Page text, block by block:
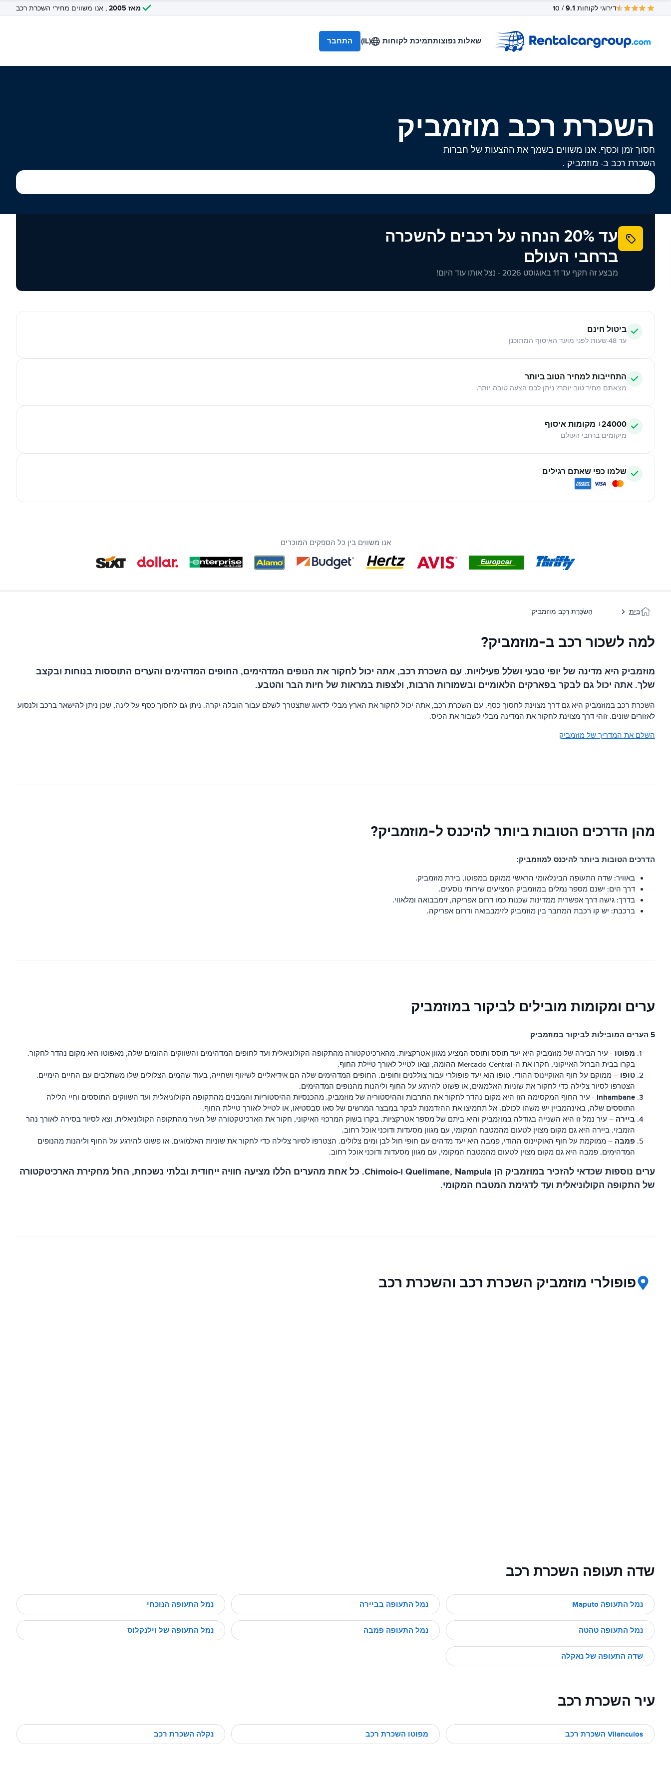
דירוגי לקוחות 9.1
/ 10 מאז 2005 , אנו משווים מחירי השכרת רכב
שאלות נפוצותתמיכת לקוחות (IL) התחבר
השכרת רכב מוזמביק
חסוך זמן וכסף. אנו משווים בשמך את ההצעות של חברות
השכרת רכב ב- מוזמביק .
עד 20% הנחה על רכבים להשכרה
ברחבי העולם
מבצע זה תקף עד 11 באוגוסט 2026 - נצל אותו עוד היום!
ביטול חינם
עד 48 שעות לפני מועד האיסוף המתוכנן
התחייבות למחיר הטוב ביותר
מצאתם מחיר טוב יותר? ניתן לכם הצעה טובה יותר.
24000+ מקומות איסוף
מיקומים ברחבי העולם
שלמו כפי שאתם רגילים
אנו משווים בין כל הספקים המוכרים
בַּיִת הַשׂכָּרַת רֶכֶב מוזמביק
למה לשכור רכב ב-מוזמביק?
מוזמביק היא מדינה של יופי טבעי ושלל פעילויות. עם השכרת רכב, אתה יכול לחקור את הנופים המדהימים, החופים המדהימים והערים התוססות בנוחות ובקצב
שלך. אתה יכול גם לבקר בפארקים הלאומיים ובשמורות הרבות, ולצפות במראות של חיות הבר והטבע.
השכרת רכב במוזמביק היא גם דרך מצוינת לחסוך כסף. עם השכרת רכב, אתה יכול לחקור את הארץ מבלי לדאוג שתצטרך לשלם עבור הובלה יקרה. ניתן גם לחסוך כסף על לינה, שכן ניתן להישאר ברכב ולנסוע
לאזורים שונים. זוהי דרך מצוינת לחקור את המדינה מבלי לשבור את הכיס.
השלם את המדריך של מוזמביק
מהן הדרכים הטובות ביותר להיכנס ל-מוזמביק?
הדרכים הטובות ביותר להיכנס למוזמביק:
באוויר: שדה התעופה הבינלאומי הראשי ממוקם במפוטו, בירת מוזמביק.
דרך הים: ישנם מספר נמלים במוזמביק המציעים שירותי נוסעים.
בדרך: גישה דרך אפשרית ממדינות שכנות כמו דרום אפריקה, זימבבואה ומלאווי.
ברכבת: יש קו רכבת המחבר בין מוזמביק לזימבבואה ודרום אפריקה.
ערים ומקומות מובילים לביקור במוזמביק
5 הערים המובילות לביקור במוזמביק
מפוטו - עיר הבירה של מוזמביק היא יעד תוסס ותוסס המציע מגוון אטרקציות. מהארכיטקטורה מהתקופה הקולוניאלית ועד לחופים המדהימים והשווקים ההומים שלה, מאפוטו היא מקום נהדר לחקור.
בקרו בבית הברזל האייקוני, חקרו את ה-Mercado Central ההומה, וצאו לטייל לאורך טיילת החוף.
טופו – ממוקם על חוף האוקיינוס ​​ההודי, טופו הוא יעד פופולרי עבור צוללנים וחופים. החופים המדהימים שלה הם אידיאליים לשיזוף ושחייה, בעוד שהמים הצלולים שלו משתלבים עם החיים הימיים.
הצטרפו לסיור צלילה כדי לחקור את שוניות האלמוגים, או פשוט להירגע על החוף וליהנות מהנופים המדהימים.
Inhambane - עיר החוף המקסימה הזו היא מקום נהדר לחקור את התרבות וההיסטוריה של מוזמביק. מהכנסיות ההיסטוריות והמבנים מהתקופה הקולוניאלית ועד השווקים התוססים וחיי הלילה
התוססים שלה, באינהמביין יש משהו לכולם. אל תחמיצו את ההזדמנות לבקר במבצר המרשים של סאו סבסטיאו, או לטייל לאורך טיילת החוף.
ביירה – עיר נמל זו היא השנייה בגודלה במוזמביק והיא ביתם של מספר אטרקציות. בקרו בשוק המרכזי האיקוני, חקור את הארכיטקטורה של העיר מהתקופה הקולוניאלית, וצא לסיור בסירה לאורך נהר
הזמבזי. ביירה היא גם מקום מצוין לטעום מהמטבח המקומי, עם מגוון מסעדות ודוכני אוכל רחוב.
פמבה – ממוקמת על חוף האוקיינוס ​​ההודי, פמבה היא יעד מדהים עם חופי חול לבן ומים צלולים. הצטרפו לסיור צלילה כדי לחקור את שוניות האלמוגים, או פשוט להירגע על החוף וליהנות מהנופים
המדהימים. פמבה היא גם מקום מצוין לטעום מהמטבח המקומי, עם מגוון מסעדות ודוכני אוכל רחוב.
ערים נוספות שכדאי להזכיר במוזמביק הן Quelimane, Nampula ו-Chimoio. כל אחת מהערים הללו מציעה חוויה ייחודית ובלתי נשכחת, החל מחקירת הארכיטקטורה
של התקופה הקולוניאלית ועד לדגימת המטבח המקומי.
פופולרי מוזמביק השכרת רכב והשכרת רכב
שדה תעופה השכרת רכב
נמל התעופה Maputo נמל התעופה בביירה נמל התעופה הנוכחי
נמל התעופה טהטה נמל התעופה פמבה נמל התעופה של וילנקלוס
שדה התעופה של נאקלה
עיר השכרת רכב
Vilanculos השכרת רכב מפוטו השכרת רכב נקלה השכרת רכב